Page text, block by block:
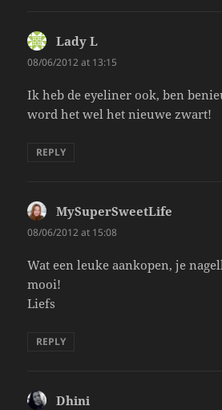
Lady L
08/06/2012 at 13:15
Ik heb de eyeliner ook, ben
word het wel het nieuwe zwart!
REPLY
MySuperSweetLife
08/06/2012 at 15:08
Wat een leuke aankopen, je
mooi!
Liefs
REPLY
Dhini